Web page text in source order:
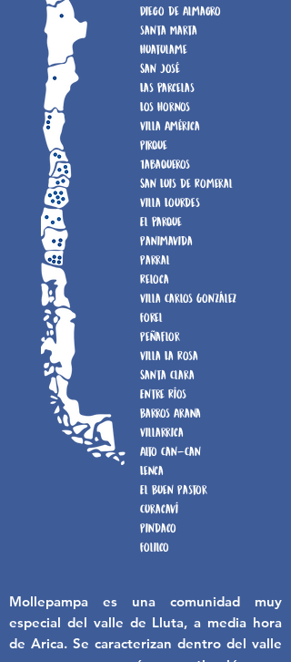
Diego de Almagro
santa Marta
Huatulame
San José
Las parcelas
Los Hornos
Villa América
PIrque
Tabaqueros
San Luis de Romeral
Villa Lourdes
El parque
Panimavida
Parral
Reloca
Villa Carlos González
Forel
Peñaflor
Villa La Rosa
Santa Clara
Entre Ríos
Barros Arana
Villarrica
Alto Can-Can
Lenca
El Buen Pastor
Curacaví
Pindaco
Folilco
Mollepampa es una comunidad muy
especial del valle de Lluta, a media hora
de Arica. Se caracterizan dentro del valle